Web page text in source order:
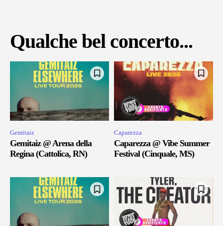
Qualche bel concerto...
Gemitaiz
Gemitaiz @ Arena della
Regina (Cattolica, RN)
Caparezza
Caparezza @ Vibe Summer
Festival (Cinquale, MS)